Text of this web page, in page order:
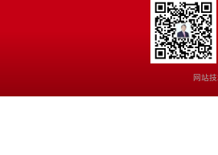
网站